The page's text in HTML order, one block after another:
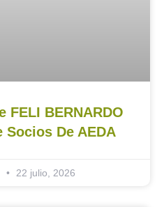
FELI BERNARDO
Socios De AEDA
22 julio, 2026